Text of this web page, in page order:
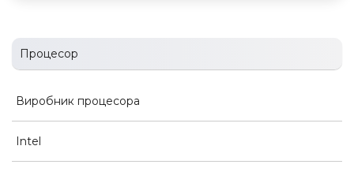
Процесор
Виробник процесора
Intel